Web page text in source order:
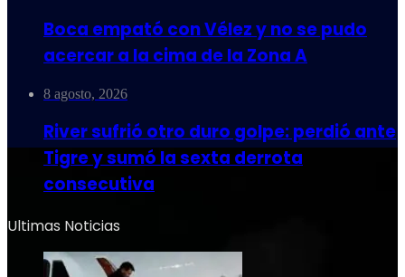
Boca empató con Vélez y no se pudo
acercar a la cima de la Zona A
8 agosto, 2026
River sufrió otro duro golpe: perdió ante
Tigre y sumó la sexta derrota
consecutiva
Ultimas Noticias